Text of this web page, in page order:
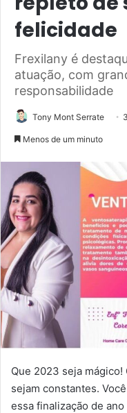
felicidade
Frexilany é
atuação, com
responsabilidade
Tony Mont Serrate
Menos de um minuto
Que 2023 seja
sejam constantes.
essa finalização de